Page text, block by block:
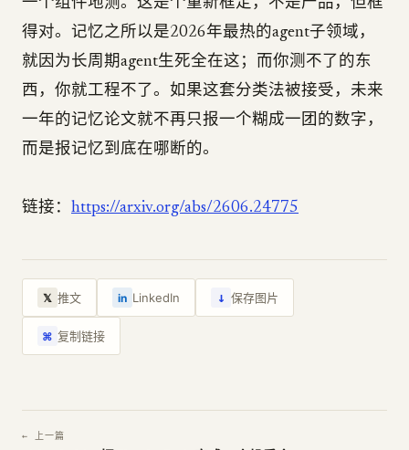
一个组件地测。这是个重新框定，不是产品，但框
得对。记忆之所以是2026年最热的agent子领域，
就因为长周期agent生死全在这；而你测不了的东
西，你就工程不了。如果这套分类法被接受，未来
一年的记忆论文就不再只报一个糊成一团的数字，
而是报记忆到底在哪断的。
链接： https://arxiv.org/abs/2606.24775
𝕏 推文 in LinkedIn ↓ 保存图片
⌘ 复制链接
← 上一篇